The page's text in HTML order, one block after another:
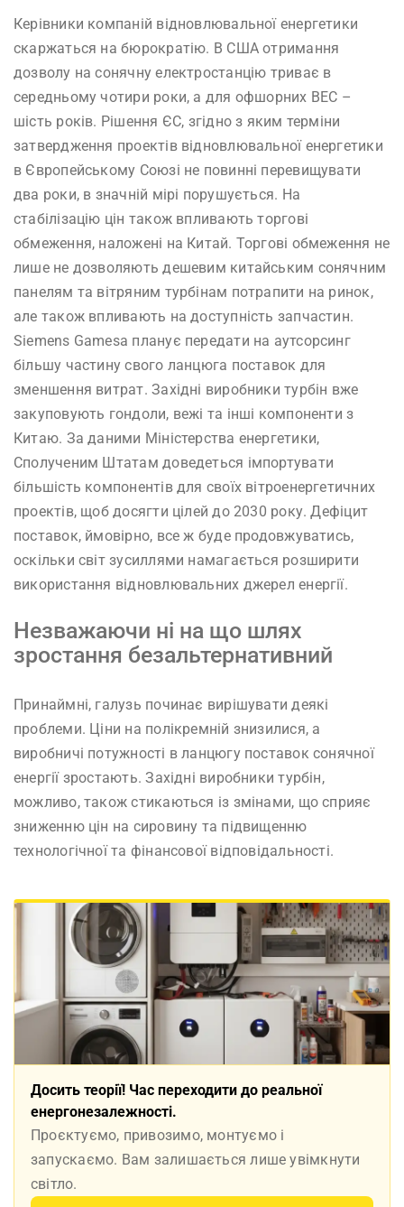
Керівники компаній відновлювальної енергетики
скаржаться на бюрократію. В США отримання
дозволу на сонячну електростанцію триває в
середньому чотири роки, а для офшорних ВЕС –
шість років. Рішення ЄС, згідно з яким терміни
затвердження проектів відновлювальної енергетики
в Європейському Союзі не повинні перевищувати
два роки, в значній мірі порушується. На
стабілізацію цін також впливають торгові
обмеження, наложені на Китай. Торгові обмеження не
лише не дозволяють дешевим китайським сонячним
панелям та вітряним турбінам потрапити на ринок,
але також впливають на доступність запчастин.
Siemens Gamesa планує передати на аутсорсинг
більшу частину свого ланцюга поставок для
зменшення витрат. Західні виробники турбін вже
закуповують гондоли, вежі та інші компоненти з
Китаю. За даними Міністерства енергетики,
Сполученим Штатам доведеться імпортувати
більшість компонентів для своїх вітроенергетичних
проектів, щоб досягти цілей до 2030 року. Дефіцит
поставок, ймовірно, все ж буде продовжуватись,
оскільки світ зусиллями намагається розширити
використання відновлювальних джерел енергії.
Незважаючи ні на що шлях
зростання безальтернативний
Принаймні, галузь починає вирішувати деякі
проблеми. Ціни на полікремній знизилися, а
виробничі потужності в ланцюгу поставок сонячної
енергії зростають. Західні виробники турбін,
можливо, також стикаються із змінами, що сприяє
зниженню цін на сировину та підвищенню
технологічної та фінансової відповідальності.
Досить теорії! Час переходити до реальної
енергонезалежності.
Проєктуємо, привозимо, монтуємо і
запускаємо. Вам залишається лише увімкнути
світло.